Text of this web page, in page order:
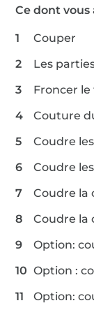
Ce dont vous
Couper
Les
Froncer le
Couture
Coudre
Coudre
Coudre la
Coudre la
Option:
Option :
Option: